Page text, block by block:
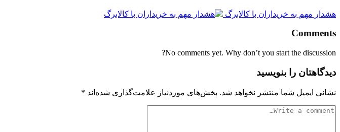
هشدار مهم به خریداران با کالابرگ
Comments
No comments yet. Why don’t you start the discussion?
دیدگاهتان را بنویسید
نشانی ایمیل شما منتشر نخواهد شد. بخش‌های موردنیاز علامت‌گذاری شده‌اند *